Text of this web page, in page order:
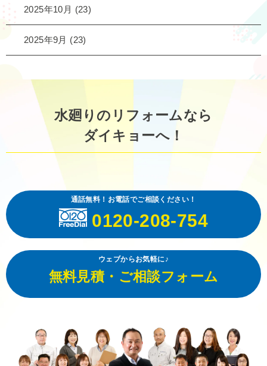
2025年10月 (23)
2025年9月 (23)
水廻りのリフォームなら
ダイキョーへ！
通話無料！お電話でご相談ください！
0120-208-754
ウェブからお気軽に♪
無料見積・ご相談フォーム